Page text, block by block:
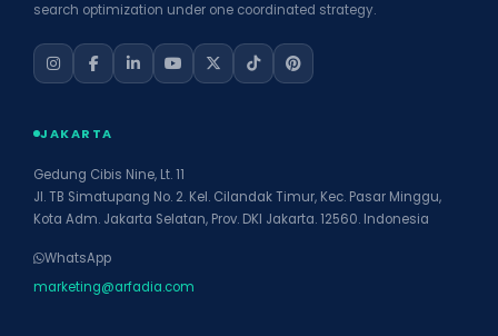
search optimization under one coordinated strategy.
JAKARTA
Gedung Cibis Nine, Lt. 11
Jl. TB Simatupang No. 2. Kel. Cilandak Timur, Kec. Pasar Minggu,
Kota Adm. Jakarta Selatan, Prov. DKI Jakarta. 12560. Indonesia
WhatsApp
marketing@arfadia.com